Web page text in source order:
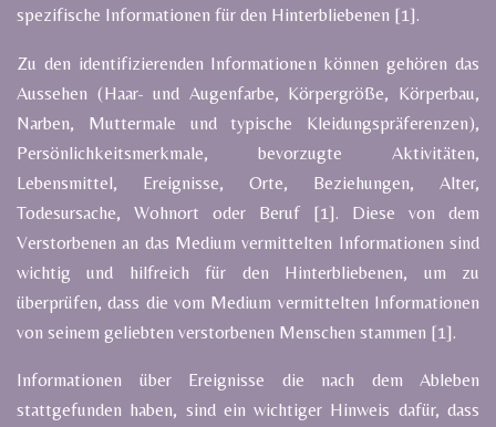
spezifische Informationen für den Hinterbliebenen [1].
Zu den identifizierenden Informationen können gehören das
Aussehen (Haar- und Augenfarbe, Körpergröße, Körperbau,
Narben, Muttermale und typische Kleidungspräferenzen),
Persönlichkeitsmerkmale, bevorzugte Aktivitäten,
Lebensmittel, Ereignisse, Orte, Beziehungen, Alter,
Todesursache, Wohnort oder Beruf [1]. Diese von dem
Verstorbenen an das Medium vermittelten Informationen sind
wichtig und hilfreich für den Hinterbliebenen, um zu
überprüfen, dass die vom Medium vermittelten Informationen
von seinem geliebten verstorbenen Menschen stammen [1].
Informationen über Ereignisse die nach dem Ableben
stattgefunden haben, sind ein wichtiger Hinweis dafür, dass